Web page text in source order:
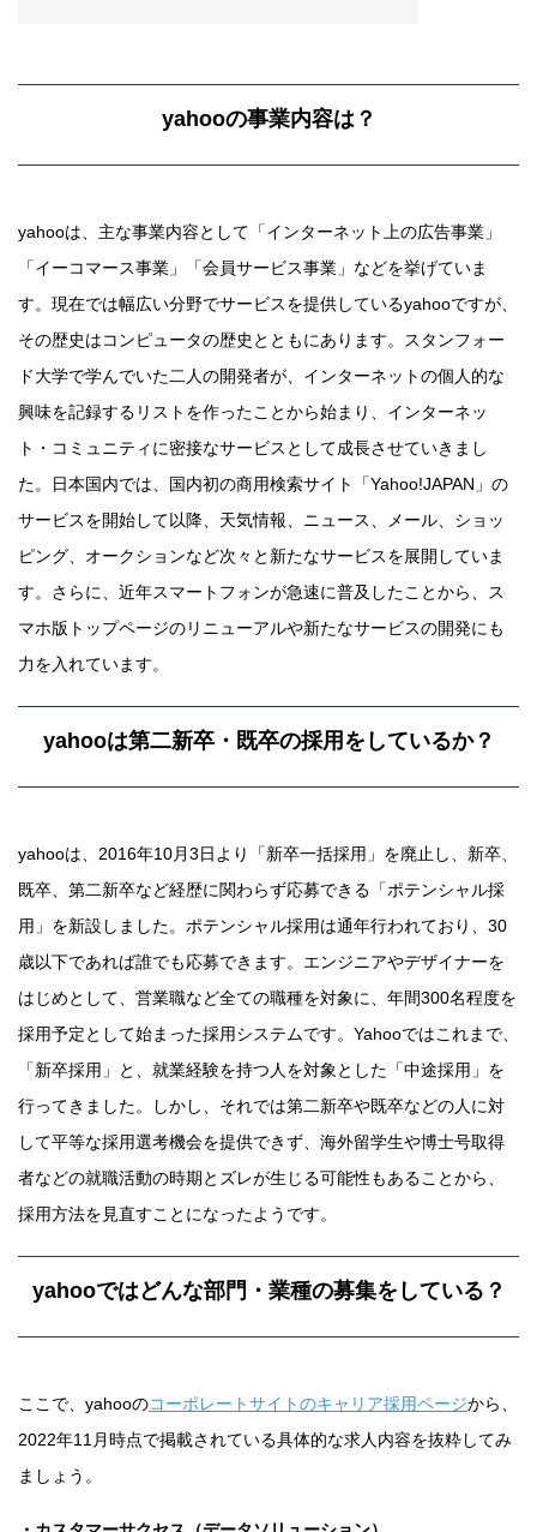
yahooの事業内容は？
yahooは、主な事業内容として「インターネット上の広告事業」
「イーコマース事業」「会員サービス事業」などを挙げていま
す。現在では幅広い分野でサービスを提供しているyahooですが、
その歴史はコンピュータの歴史とともにあります。スタンフォー
ド大学で学んでいた二人の開発者が、インターネットの個人的な
興味を記録するリストを作ったことから始まり、インターネッ
ト・コミュニティに密接なサービスとして成長させていきまし
た。日本国内では、国内初の商用検索サイト「Yahoo!JAPAN」の
サービスを開始して以降、天気情報、ニュース、メール、ショッ
ピング、オークションなど次々と新たなサービスを展開していま
す。さらに、近年スマートフォンが急速に普及したことから、ス
マホ版トップページのリニューアルや新たなサービスの開発にも
力を入れています。
yahooは第二新卒・既卒の採用をしているか？
yahooは、2016年10月3日より「新卒一括採用」を廃止し、新卒、
既卒、第二新卒など経歴に関わらず応募できる「ポテンシャル採
用」を新設しました。ポテンシャル採用は通年行われており、30
歳以下であれば誰でも応募できます。エンジニアやデザイナーを
はじめとして、営業職など全ての職種を対象に、年間300名程度を
採用予定として始まった採用システムです。Yahooではこれまで、
「新卒採用」と、就業経験を持つ人を対象とした「中途採用」を
行ってきました。しかし、それでは第二新卒や既卒などの人に対
して平等な採用選考機会を提供できず、海外留学生や博士号取得
者などの就職活動の時期とズレが生じる可能性もあることから、
採用方法を見直すことになったようです。
yahooではどんな部門・業種の募集をしている？
ここで、yahooのコーポレートサイトのキャリア採用ページから、
2022年11月時点で掲載されている具体的な求人内容を抜粋してみ
ましょう。